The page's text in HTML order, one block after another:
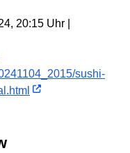
20:15 Uhr |
sushi-